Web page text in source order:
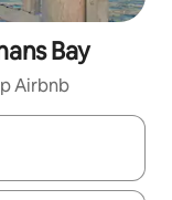
Bay
Airbnb
maak je een keuze